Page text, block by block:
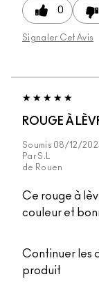
0
Signaler Cet Avis
ROUGE À
Soumis 08/12/
Par S.L
de Rouen
Ce rouge à
couleur et
Continuer les
produit